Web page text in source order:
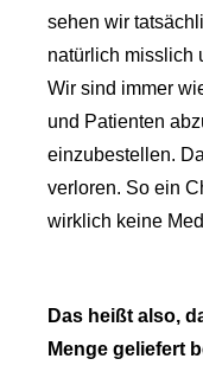
sehen wir
natürlich misslich
Wir sind immer
und Patienten
einzubestellen.
verloren. So ein
wirklich keine
Das heißt also,
Menge geliefert